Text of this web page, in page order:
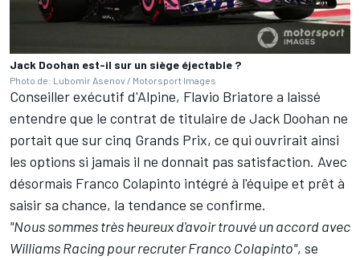
Jack Doohan est-il sur un siège éjectable ?
Photo de: Lubomir Asenov / Motorsport Images
Conseiller exécutif d'Alpine, Flavio Briatore a laissé
entendre que le contrat de titulaire de Jack Doohan ne
portait que sur cinq Grands Prix, ce qui ouvrirait ainsi
les options si jamais il ne donnait pas satisfaction. Avec
désormais Franco Colapinto intégré à l'équipe et prêt à
saisir sa chance, la tendance se confirme.
"Nous sommes très heureux d'avoir trouvé un accord avec
Williams Racing pour recruter Franco Colapinto", se